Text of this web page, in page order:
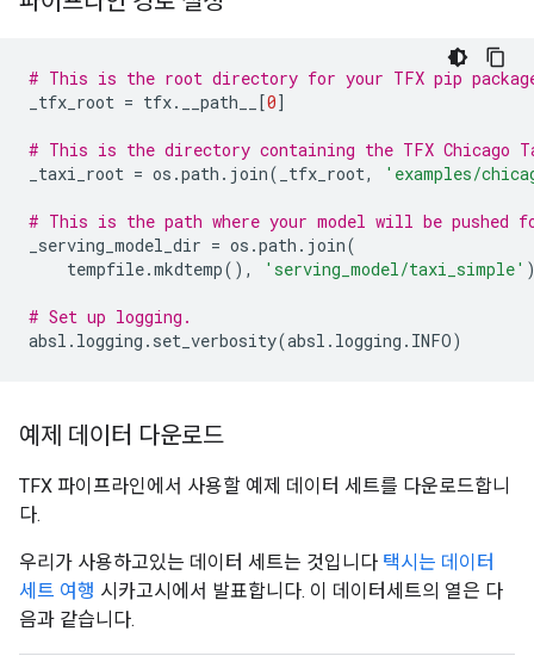
# This is the root directory for your TFX pip
_tfx_root = tfx. __path__ [0]
# This is the directory containing the TFX Chicago
_taxi_root = os .path . join( _tfx_root, 'examples/
# This is the path where your model will be pushed
_serving_model_dir = os .path . join(
tempfile.mkdtemp(), 'serving_model/taxi_simple'
# Set up logging.
absl . logging . set_verbosity(absl . logging . INFO)
예제 데이터 다운로드
TFX 파이프라인에서 사용할 예제 데이터 세트를 다운로드합니
다.
우리가 사용하고있는 데이터 세트는 것입니다 택시는 데이터
세트 여행 시카고시에서 발표합니다. 이 데이터세트의 열은 다
음과 같습니다.